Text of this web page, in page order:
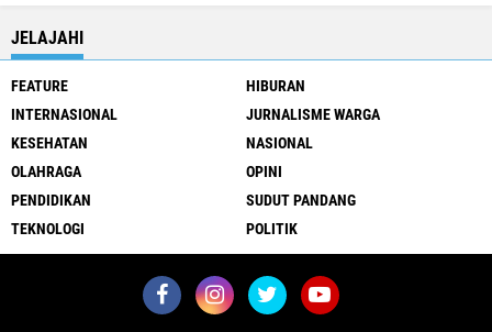
JELAJAHI
FEATURE
HIBURAN
INTERNASIONAL
JURNALISME WARGA
KESEHATAN
NASIONAL
OLAHRAGA
OPINI
PENDIDIKAN
SUDUT PANDANG
TEKNOLOGI
POLITIK